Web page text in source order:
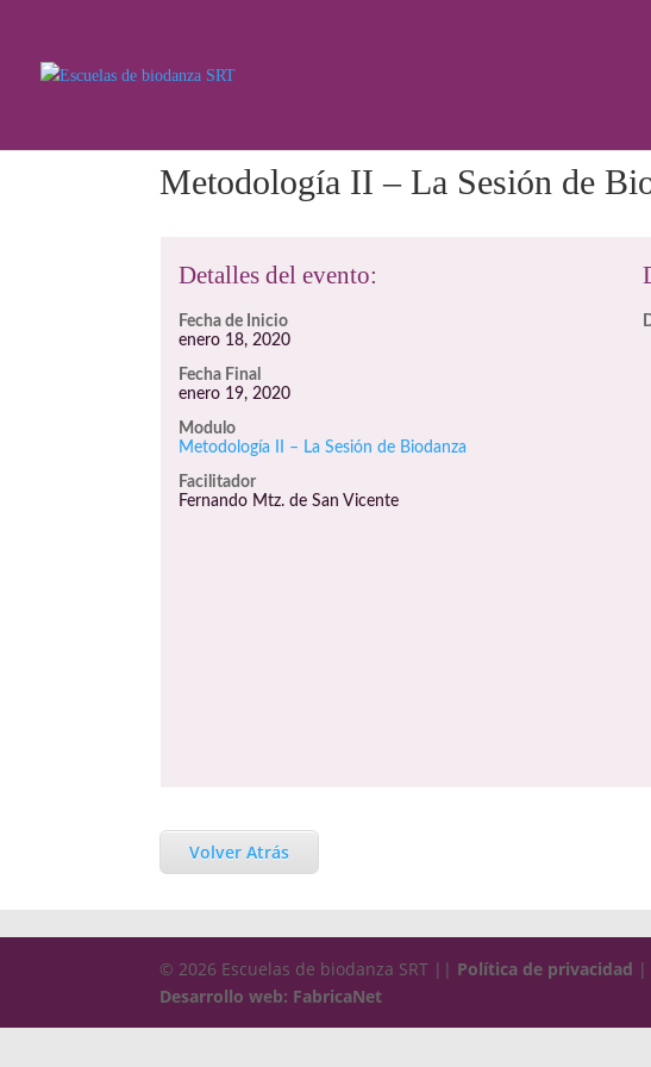
Metodología II – La Sesión de
Detalles del evento:
Fecha de Inicio
enero 18, 2020
Fecha Final
enero 19, 2020
Modulo
Metodología II – La Sesión de Biodanza
Facilitador
Fernando Mtz. de San Vicente
Volver Atrás
© 2026 Escuelas de biodanza SRT || Política de privacidad
Desarrollo web: FabricaNet